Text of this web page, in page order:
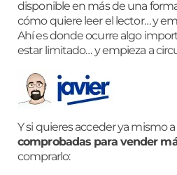
disponible en más de una
cómo quiere leer el lector… y
Ahí es donde ocurre algo
estar limitado… y empieza a
Y si quieres acceder ya mismo a
comprobadas para vender
comprarlo: